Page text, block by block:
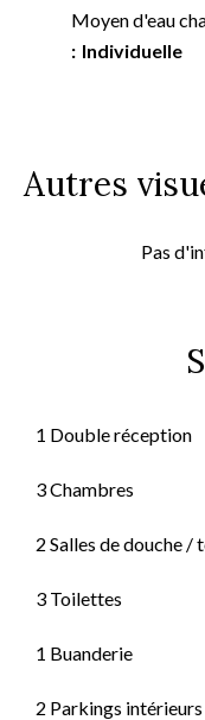
Moyen d'eau
Individuelle
Autres
Pas
1 Double réception
3 Chambres
2 Salles de douche /
3 Toilettes
1 Buanderie
2 Parkings intérieurs